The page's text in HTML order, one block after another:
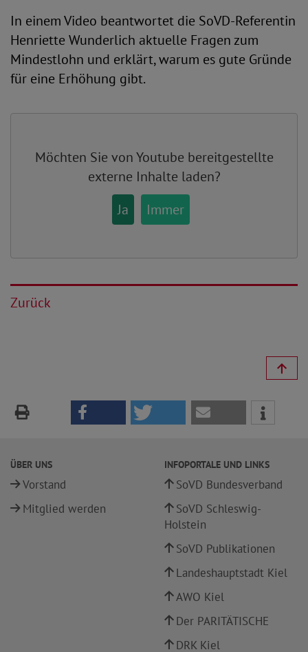
In einem Video beantwortet die SoVD-Referentin
Henriette Wunderlich aktuelle Fragen zum
Mindestlohn und erklärt, warum es gute Gründe
für eine Erhöhung gibt.
Möchten Sie vonYoutube bereitgestellte
externe Inhalte laden?
Ja
Immer
Zurück
ÜBER UNS
Vorstand
Mitglied werden
INFOPORTALE UND LINKS
SoVD Bundesverband
SoVD Schleswig-
Holstein
SoVD Publikationen
Landeshauptstadt Kiel
AWO Kiel
Der PARITÄTISCHE
DRK Kiel